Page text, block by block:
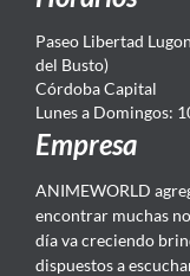
Paseo Libertad
del Busto)
Córdoba Capital
Lunes a Domingos:
Empresa
ANIMEWORLD
encontrar muchas
día va creciendo
dispuestos a